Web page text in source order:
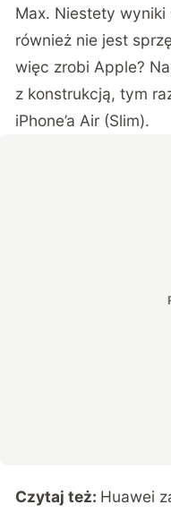
Max. Niestety wyniki
również nie jest
więc zrobi Apple?
z konstrukcją, tym
iPhone’a Air (Slim).
Czytaj też: Huawei